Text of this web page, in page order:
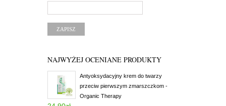
NAJWYŻEJ OCENIANE PRODUKTY
Antyoksydacyjny krem do twarzy
przeciw pierwszym zmarszczkom -
Organic Therapy